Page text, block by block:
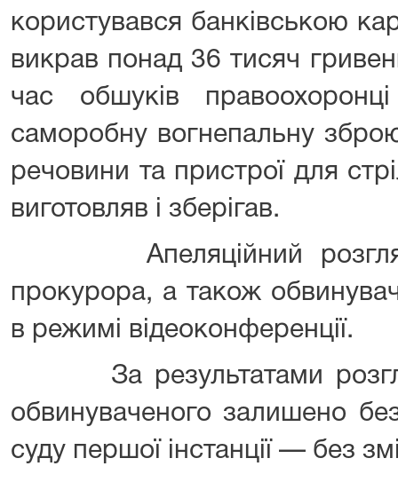
користувався банківською
викрав понад 36 тисяч
час обшуків
саморобну вогнепальну
речовини та пристрої для
виготовляв і зберігав.
Апеляційний розгляд
прокурора, а також
в режимі відеоконференції.
За результатами
обвинуваченого залишено
суду першої інстанції — без